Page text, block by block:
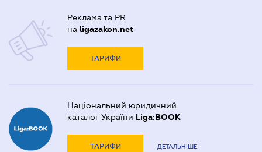
Реклама та PR
на ligazakon.net
ТАРИФИ
Національний юридичний
каталог України Liga:BOOK
ТАРИФИ ДЕТАЛЬНІШЕ